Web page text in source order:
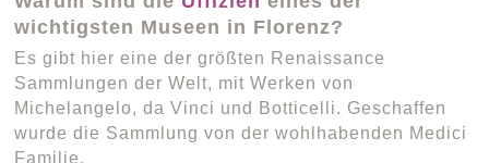
wichtigsten Museen in Florenz?
Es gibt hier eine der größten Renaissance
Sammlungen der Welt, mit Werken von
Michelangelo, da Vinci und Botticelli. Geschaffen
wurde die Sammlung von der wohlhabenden Medici
Familie.